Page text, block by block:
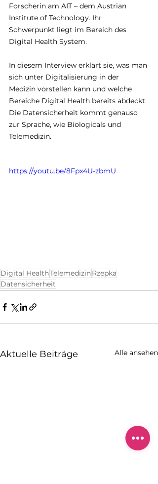
Forscherin am AIT – dem Austrian
Institute of Technology. Ihr
Schwerpunkt liegt im Bereich des
Digital Health System.
In diesem Interview erklärt sie, was man
sich unter Digitalisierung in der
Medizin vorstellen kann und welche
Bereiche Digital Health bereits abdeckt.
Die Datensicherheit kommt genauso
zur Sprache, wie Biologicals und
Telemedizin.
https://youtu.be/8Fpx4U-zbmU
Digital HealthTelemedizinRzepka
Datensicherheit
Aktuelle Beiträge Alle ansehen